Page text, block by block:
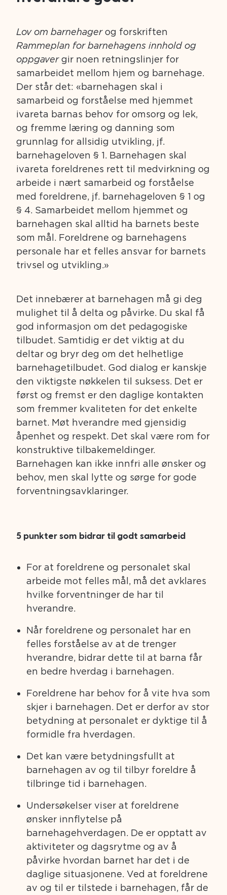
Lov om barnehagerog forskriften
Rammeplan for barnehagens innhold og
oppgavergir noen retningslinjer for
samarbeidet mellom hjem og barnehage.
Der står det: «barnehagen skal i
samarbeid og forståelse med hjemmet
ivareta barnas behov for omsorg og lek,
og fremme læring og danning som
grunnlag for allsidig utvikling, jf.
barnehageloven § 1. Barnehagen skal
ivareta foreldrenes rett til medvirkning og
arbeide i nært samarbeid og forståelse
med foreldrene, jf. barnehageloven § 1 og
§ 4. Samarbeidet mellom hjemmet og
barnehagen skal alltid ha barnets beste
som mål. Foreldrene og barnehagens
personale har et felles ansvar for barnets
trivsel og utvikling.»
Det innebærer at barnehagen må gi deg
mulighet til å delta og påvirke. Du skal få
god informasjon om det pedagogiske
tilbudet. Samtidig er det viktig at du
deltar og bryr deg om det helhetlige
barnehagetilbudet. God dialog er kanskje
den viktigste nøkkelen til suksess. Det er
først og fremst er den daglige kontakten
som fremmer kvaliteten for det enkelte
barnet. Møt hverandre med gjensidig
åpenhet og respekt. Det skal være rom for
konstruktive tilbakemeldinger.
Barnehagen kan ikke innfri alle ønsker og
behov, men skal lytte og sørge for gode
forventningsavklaringer.
5 punkter som bidrar til godt samarbeid
For at foreldrene og personalet skal
arbeide mot felles mål, må det avklares
hvilke forventninger de har til
hverandre.
Når foreldrene og personalet har en
felles forståelse av at de trenger
hverandre, bidrar dette til at barna får
en bedre hverdag i barnehagen.
Foreldrene har behov for å vite hva som
skjer i barnehagen. Det er derfor av stor
betydning at personalet er dyktige til å
formidle fra hverdagen.
Det kan være betydningsfullt at
barnehagen av og til tilbyr foreldre å
tilbringe tid i barnehagen.
Undersøkelser viser at foreldrene
ønsker innflytelse på
barnehagehverdagen. De er opptatt av
aktiviteter og dagsrytme og av å
påvirke hvordan barnet har det i de
daglige situasjonene. Ved at foreldrene
av og til er tilstede i barnehagen, får de